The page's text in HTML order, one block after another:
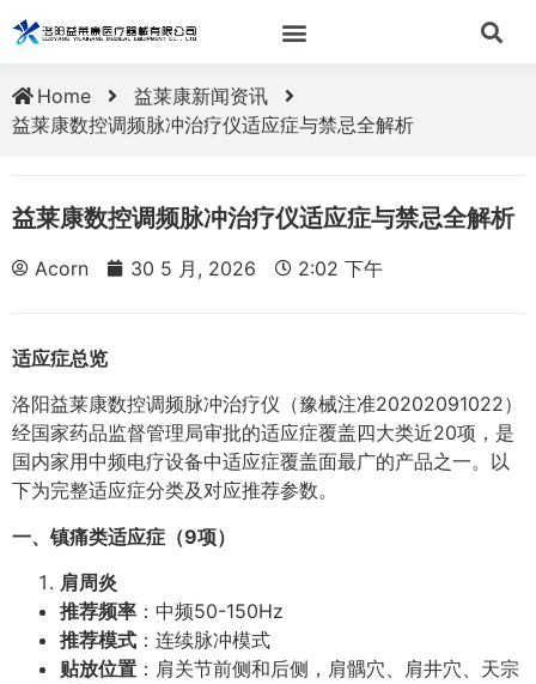
Home
益莱康新闻资讯
益莱康数控调频脉冲治疗仪适应症与禁忌全解析
益莱康数控调频脉冲治疗仪适应症与禁忌全解析
Acorn 30 5 月, 2026 2:02 下午
适应症总览
洛阳益莱康数控调频脉冲治疗仪（豫械注准20202091022）
经国家药品监督管理局审批的适应症覆盖四大类近20项，是
国内家用中频电疗设备中适应症覆盖面最广的产品之一。以
下为完整适应症分类及对应推荐参数。
一、镇痛类适应症（9项）
肩周炎
推荐频率 ：中频50-150Hz
推荐模式 ：连续脉冲模式
贴放位置 ：肩关节前侧和后侧，肩髃穴、肩井穴、天宗